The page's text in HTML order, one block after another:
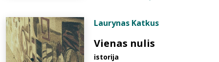
Laurynas Katkus
Vienas nulis
istorija